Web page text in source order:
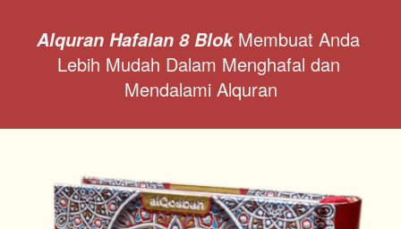
Alquran Hafalan 8 Blok Membuat Anda
Lebih Mudah Dalam Menghafal dan
Mendalami Alquran